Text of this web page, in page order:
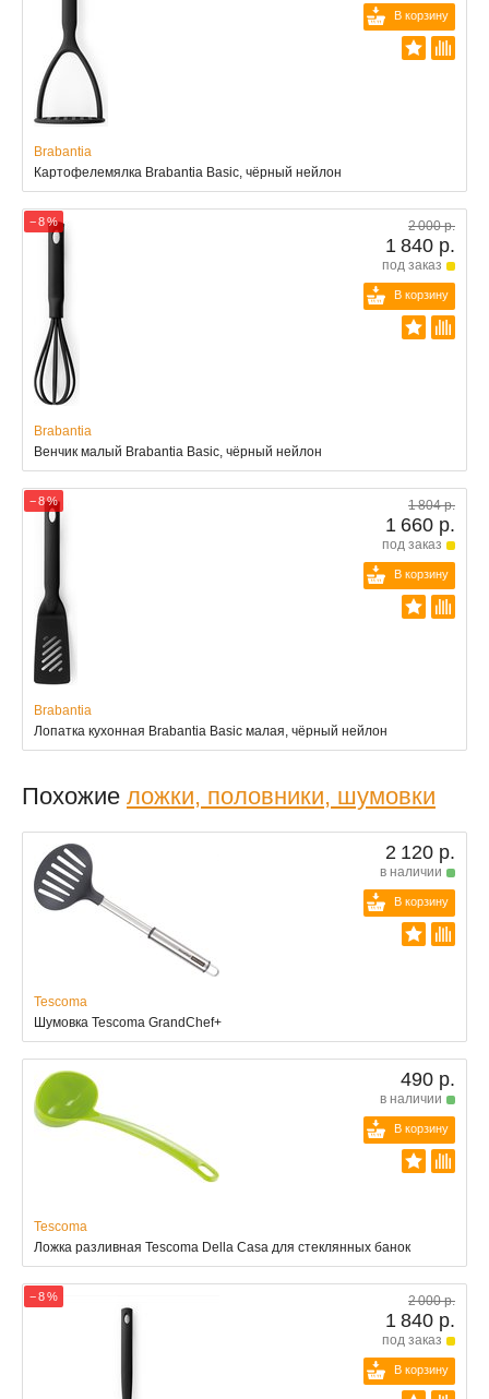
В корзину
Brabantia
Картофелемялка Brabantia Basic, чёрный нейлон
− 8 % 2 000 р.
1 840 р.
под заказ
В корзину
Brabantia
Венчик малый Brabantia Basic, чёрный нейлон
− 8 % 1 804 р.
1 660 р.
под заказ
В корзину
Brabantia
Лопатка кухонная Brabantia Basic малая, чёрный нейлон
Похожие ложки, половники, шумовки
2 120 р.
в наличии
В корзину
Tescoma
Шумовка Tescoma GrandChef+
490 р.
в наличии
В корзину
Tescoma
Ложка разливная Tescoma Della Casa для стеклянных банок
− 8 % 2 000 р.
1 840 р.
под заказ
В корзину